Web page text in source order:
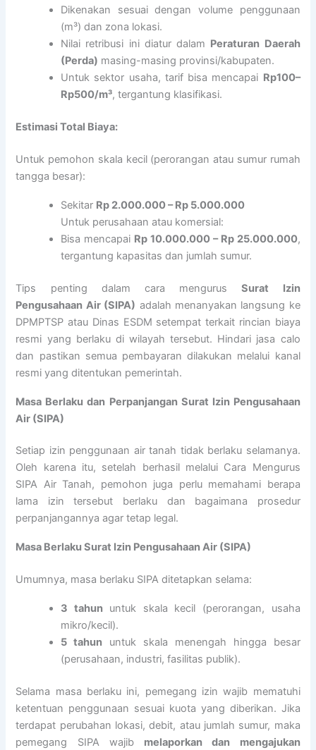
Dikenakan sesuai dengan volume penggunaan
(m³) dan zona lokasi.
Nilai retribusi ini diatur dalam Peraturan Daerah
(Perda) masing-masing provinsi/kabupaten.
Untuk sektor usaha, tarif bisa mencapai Rp100–
Rp500/m³, tergantung klasifikasi.
Estimasi Total Biaya:
Untuk pemohon skala kecil (perorangan atau sumur rumah
tangga besar):
Sekitar Rp 2.000.000 – Rp 5.000.000
Untuk perusahaan atau komersial:
Bisa mencapai Rp 10.000.000 – Rp 25.000.000,
tergantung kapasitas dan jumlah sumur.
Tips penting dalam cara mengurusSurat Izin
Pengusahaan Air (SIPA) adalah menanyakan langsung ke
DPMPTSP atau Dinas ESDM setempat terkait rincian biaya
resmi yang berlaku di wilayah tersebut. Hindari jasa calo
dan pastikan semua pembayaran dilakukan melalui kanal
resmi yang ditentukan pemerintah.
Masa Berlaku dan Perpanjangan Surat Izin Pengusahaan
Air (SIPA)
Setiap izin penggunaan air tanah tidak berlaku selamanya.
Oleh karena itu, setelah berhasil melalui Cara Mengurus
SIPA Air Tanah, pemohon juga perlu memahami berapa
lama izin tersebut berlaku dan bagaimana prosedur
perpanjangannya agar tetap legal.
Masa Berlaku Surat Izin Pengusahaan Air (SIPA)
Umumnya, masa berlaku SIPA ditetapkan selama:
3 tahununtuk skala kecil (perorangan, usaha
mikro/kecil).
5 tahun untuk skala menengah hingga besar
(perusahaan, industri, fasilitas publik).
Selama masa berlaku ini, pemegang izin wajib mematuhi
ketentuan penggunaan sesuai kuota yang diberikan. Jika
terdapat perubahan lokasi, debit, atau jumlah sumur, maka
pemegang SIPA wajib melaporkan dan mengajukan